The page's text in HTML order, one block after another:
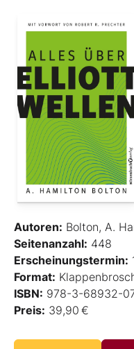
Autoren: Bolton, A.
Seitenanzahl: 448
Erscheinungstermin:
Format:
ISBN: 978-3-68932-
Preis: 39,90 €